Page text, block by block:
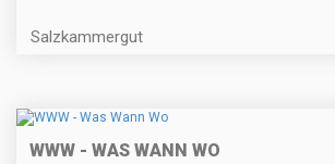
Salzkammergut
WWW - WAS WANN WO